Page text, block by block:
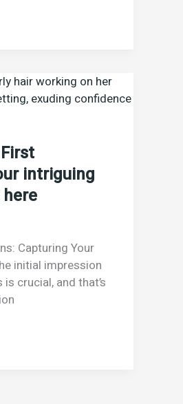
intriguing
Capturing Your
initial impression
crucial, and that’s